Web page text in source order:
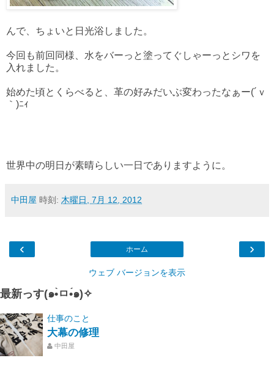
んで、ちょいと日光浴しました。
今回も前回同様、水をバーっと塗ってぐしゃーっとシワを
入れました。
始めた頃とくらべると、革の好みだいぶ変わったなぁー(´ｖ
｀)ﾆｨ
世界中の明日が素晴らしい一日でありますように。
中田屋 時刻: 木曜日, 7月 12, 2012
‹ ›
ホーム
ウェブ バージョンを表示
最新っす(๑•̀ㅁ•́๑)✧
仕事のこと
大幕の修理
中田屋